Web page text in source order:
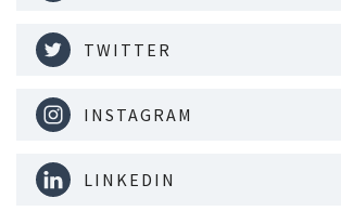
TWITTER
INSTAGRAM
LINKEDIN